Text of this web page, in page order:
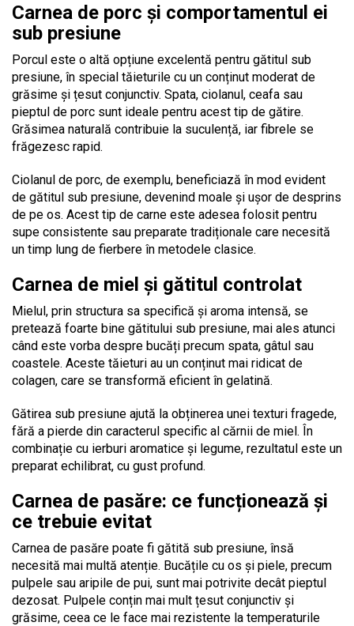
Carnea de porc și comportamentul ei
sub presiune
Porcul este o altă opțiune excelentă pentru gătitul sub
presiune, în special tăieturile cu un conținut moderat de
grăsime și țesut conjunctiv. Spata, ciolanul, ceafa sau
pieptul de porc sunt ideale pentru acest tip de gătire.
Grăsimea naturală contribuie la suculență, iar fibrele se
frăgezesc rapid.
Ciolanul de porc, de exemplu, beneficiază în mod evident
de gătitul sub presiune, devenind moale și ușor de desprins
de pe os. Acest tip de carne este adesea folosit pentru
supe consistente sau preparate tradiționale care necesită
un timp lung de fierbere în metodele clasice.
Carnea de miel și gătitul controlat
Mielul, prin structura sa specifică și aroma intensă, se
pretează foarte bine gătitului sub presiune, mai ales atunci
când este vorba despre bucăți precum spata, gâtul sau
coastele. Aceste tăieturi au un conținut mai ridicat de
colagen, care se transformă eficient în gelatină.
Gătirea sub presiune ajută la obținerea unei texturi fragede,
fără a pierde din caracterul specific al cărnii de miel. În
combinație cu ierburi aromatice și legume, rezultatul este un
preparat echilibrat, cu gust profund.
Carnea de pasăre: ce funcționează și
ce trebuie evitat
Carnea de pasăre poate fi gătită sub presiune, însă
necesită mai multă atenție. Bucățile cu os și piele, precum
pulpele sau aripile de pui, sunt mai potrivite decât pieptul
dezosat. Pulpele conțin mai mult țesut conjunctiv și
grăsime, ceea ce le face mai rezistente la temperaturile